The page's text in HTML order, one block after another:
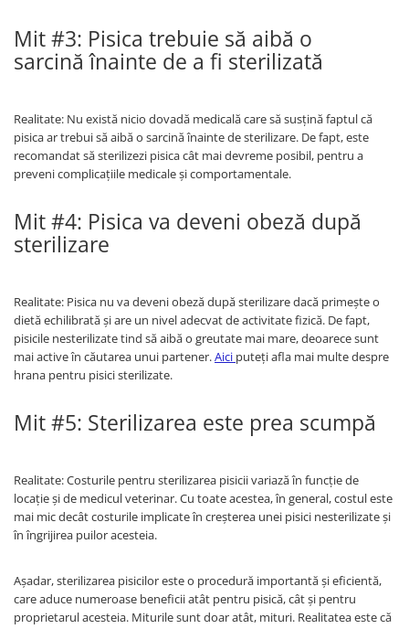
Mit #3: Pisica trebuie să aibă o
sarcină înainte de a fi sterilizată
Realitate: Nu există nicio dovadă medicală care să susțină faptul că
pisica ar trebui să aibă o sarcină înainte de sterilizare. De fapt, este
recomandat să sterilizezi pisica cât mai devreme posibil, pentru a
preveni complicațiile medicale și comportamentale.
Mit #4: Pisica va deveni obeză după
sterilizare
Realitate: Pisica nu va deveni obeză după sterilizare dacă primește o
dietă echilibrată și are un nivel adecvat de activitate fizică. De fapt,
pisicile nesterilizate tind să aibă o greutate mai mare, deoarece sunt
mai active în căutarea unui partener.Aici puteți afla mai multe despre
hrana pentru pisici sterilizate.
Mit #5: Sterilizarea este prea scumpă
Realitate: Costurile pentru sterilizarea pisicii variază în funcție de
locație și de medicul veterinar. Cu toate acestea, în general, costul este
mai mic decât costurile implicate în creșterea unei pisici nesterilizate și
în îngrijirea puilor acesteia.
Așadar, sterilizarea pisicilor este o procedură importantă și eficientă,
care aduce numeroase beneficii atât pentru pisică, cât și pentru
proprietarul acesteia. Miturile sunt doar atât, mituri. Realitatea este că